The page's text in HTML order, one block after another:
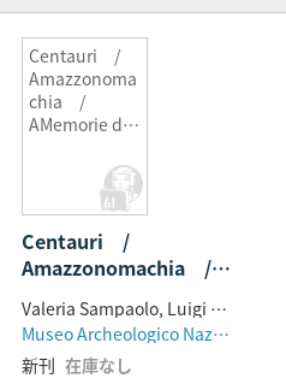
Centauri /
Amazzonoma
chia /
AMemorie del
Centauri /
Amazzonomachia /
AMemorie del vaso
blu 3冊揃
Valeria Sampaolo, Luigi Spina
Museo Archeologico Nazionale di Napoli
新刊 在庫なし